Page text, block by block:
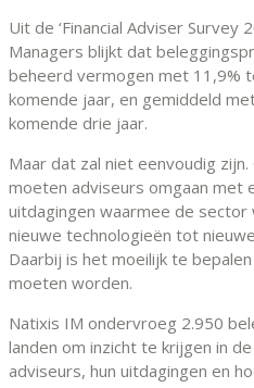
Uit de ‘Financial Adviser Survey
Managers blijkt dat
beheerd vermogen met 11,9%
komende jaar, en gemiddeld
komende drie jaar.
Maar dat zal niet eenvoudig
moeten adviseurs omgaan met
uitdagingen waarmee de
nieuwe technologieën tot
Daarbij is het moeilijk te
moeten worden.
Natixis IM ondervroeg 2.950
landen om inzicht te krijgen in
adviseurs, hun uitdagingen en